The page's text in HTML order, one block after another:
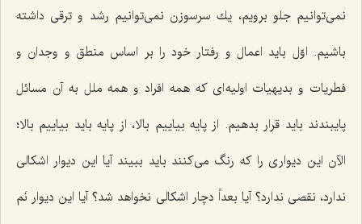
نمی‌توانیم جلو برویم، یك سرسوزن نمی‌توانیم رشد و ترقی داشته
باشیم. اوّل باید اعمال و رفتار خود را بر اساس منطق و وجدان و
فطریات و بدیهیات اولیه‌ای كه همه افراد و همه ملل به آن مسائل
پایبندند باید قرار بدهیم. از پایه بیاییم بالا، از پایه باید بیاییم بالا؛
الآن این دیواری را كه رنگ می‌كنند باید ببیند آیا این دیوار اشكالی
ندارد، نقصی ندارد؟ آیا بعداً دچار اشكالی نخواهد شد؟ آیا این دیوار نَم